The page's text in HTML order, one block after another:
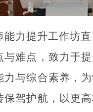
能力提升工作坊
与难点，致力于
力与综合素养，
保驾护航，以更